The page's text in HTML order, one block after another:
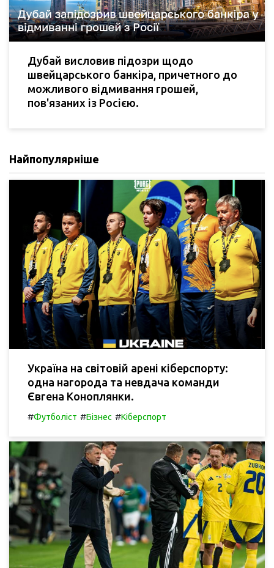
Дубай висловив підозри щодо
швейцарського банкіра, причетного до
можливого відмивання грошей,
пов'язаних із Росією.
Найпопулярніше
Україна на світовій арені кіберспорту:
одна нагорода та невдача команди
Євгена Коноплянки.
#Футболіст #Бізнес #Кіберспорт